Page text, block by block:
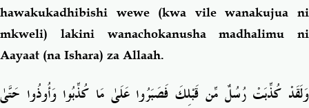
hawakukadhibishi wewe (kwa vile wanakujua ni
mkweli) lakini wanachokanusha madhalimu ni
Aayaat (na Ishara) za Allaah.
وَلَقَدْ كُذِّبَتْ رُسُلٌ مِّن قَبْلِكَ فَصَبَرُوا عَلَىٰ مَا كُذِّبُوا وَأُوذُوا حَتَّىٰ